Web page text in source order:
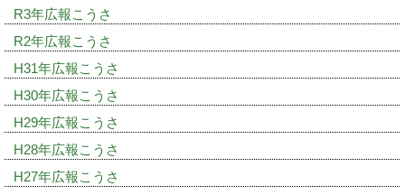
R3年広報こうさ
R2年広報こうさ
H31年広報こうさ
H30年広報こうさ
H29年広報こうさ
H28年広報こうさ
H27年広報こうさ